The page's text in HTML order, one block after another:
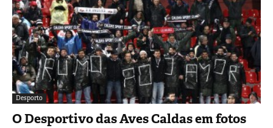
Desporto
O Desportivo das Aves Caldas em fotos